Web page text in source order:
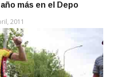
más en el Depo
2011